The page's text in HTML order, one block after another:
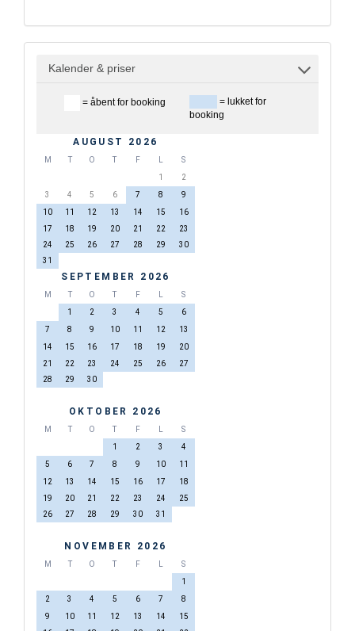
Kalender & priser
= åbent for booking
= lukket for
booking
AUGUST 2026
M T O T F L
S
1
2
3
4 5 6 7 8
9
10
11 12 13 14 15
16
17
18 19 20 21 22
23
24
25 26 27 28 29
30
31
SEPTEMBER 2026
M T O T F L
S
1
2 3 4 5
6
7
8 9 10 11 12
13
14
15 16 17 18 19
20
21
22 23 24 25 26
27
28
29 30
OKTOBER 2026
M T O T F L
S
1
2 3
4
5
6 7 8 9 10
11
12
13 14 15 16 17
18
19
20 21 22 23 24
25
26
27 28 29 30 31
NOVEMBER 2026
M T O T F L
S
1
2
3 4 5 6 7
8
9
10 11 12 13 14
15